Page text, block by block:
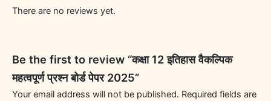
There are no reviews yet.
Be the first to review “कक्षा 12 इतिहास वैकल्पिक
महत्वपूर्ण प्रश्न बोर्ड पेपर 2025”
Your email address will not be published. Required fields are